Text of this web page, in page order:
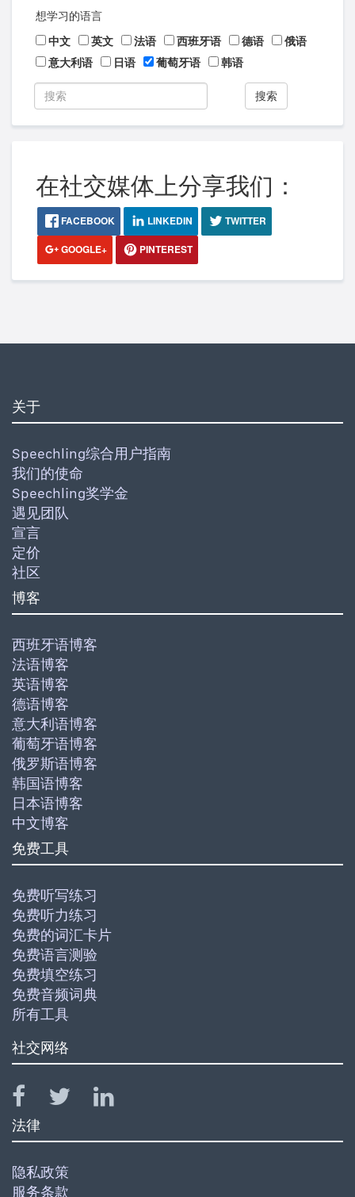
想学习的语言
中文
英文 法语 西班牙语 德语
俄语
意大利语
日语 葡萄牙语 韩语
搜索
在社交媒体上分享我们：
FACEBOOK LINKEDIN
TWITTER
GOOGLE+
PINTEREST
关于
Speechling综合用户指南
我们的使命
Speechling奖学金
遇见团队
宣言
定价
社区
博客
西班牙语博客
法语博客
英语博客
德语博客
意大利语博客
葡萄牙语博客
俄罗斯语博客
韩国语博客
日本语博客
中文博客
免费工具
免费听写练习
免费听力练习
免费的词汇卡片
免费语言测验
免费填空练习
免费音频词典
所有工具
社交网络
法律
隐私政策
服务条款